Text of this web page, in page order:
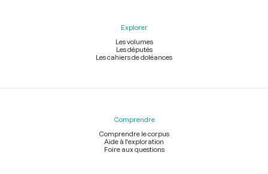
Explorer
Les volumes
Les députés
Les cahiers de doléances
Comprendre
Comprendre le corpus
Aide à l'exploration
Foire aux questions